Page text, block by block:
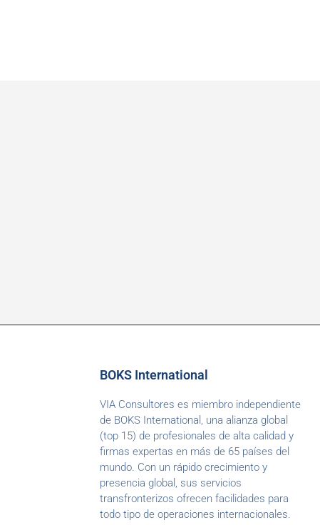
BOKS International
VIA Consultores es miembro independiente
de BOKS International, una alianza global
(top 15) de profesionales de alta calidad y
firmas expertas en más de 65 países del
mundo. Con un rápido crecimiento y
presencia global, sus servicios
transfronterizos ofrecen facilidades para
todo tipo de operaciones internacionales.